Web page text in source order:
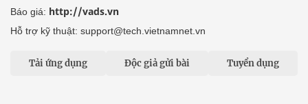
Báo giá: http://vads.vn
Hỗ trợ kỹ thuật: support@tech.vietnamnet.vn
Tải ứng dụng Độc giả gửi bài Tuyển dụng